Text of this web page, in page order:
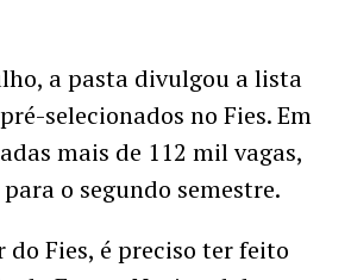
a pasta divulgou a lista
selecionados no Fies. Em
mais de 112 mil vagas,
o segundo semestre.
Fies, é preciso ter feito